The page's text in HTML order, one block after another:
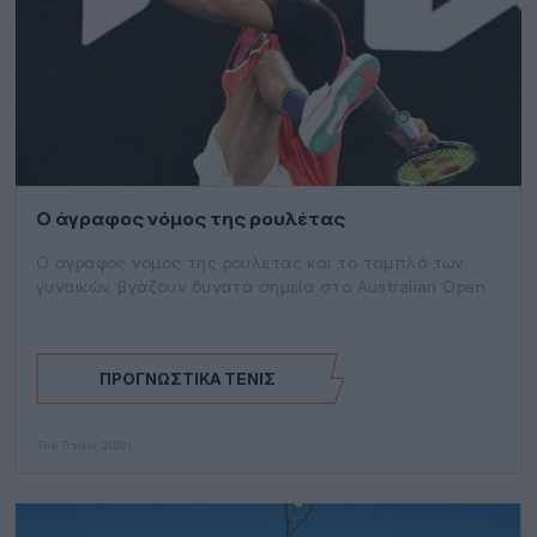
Ο άγραφος νόμος της ρουλέτας
Ο άγραφος νόμος της ρουλέτας και το ταμπλό των
γυναικών, βγάζουν δυνατά σημεία στο Australian Open.
ΠΡΟΓΝΩΣΤΙΚΆ ΤΈΝΙΣ